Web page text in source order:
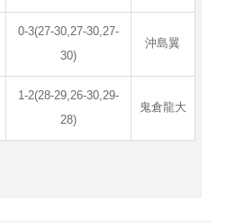
0-3(27-30,27-30,27-
30)
沖島翼
1-2(28-29,26-30,29-
28)
鬼倉龍大